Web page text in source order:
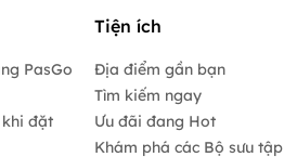
PasGo
đặt
Tiện ích
Địa điểm gần bạn
Tìm kiếm ngay
Ưu đãi đang Hot
Khám phá các Bộ sưu tập